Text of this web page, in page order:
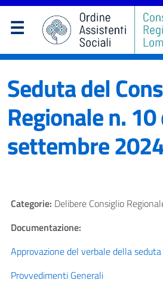
Seduta del
Regionale n.
settembre
Categorie: Delibere Consiglio
Documentazione:
Approvazione del verbale della
Provvedimenti Generali